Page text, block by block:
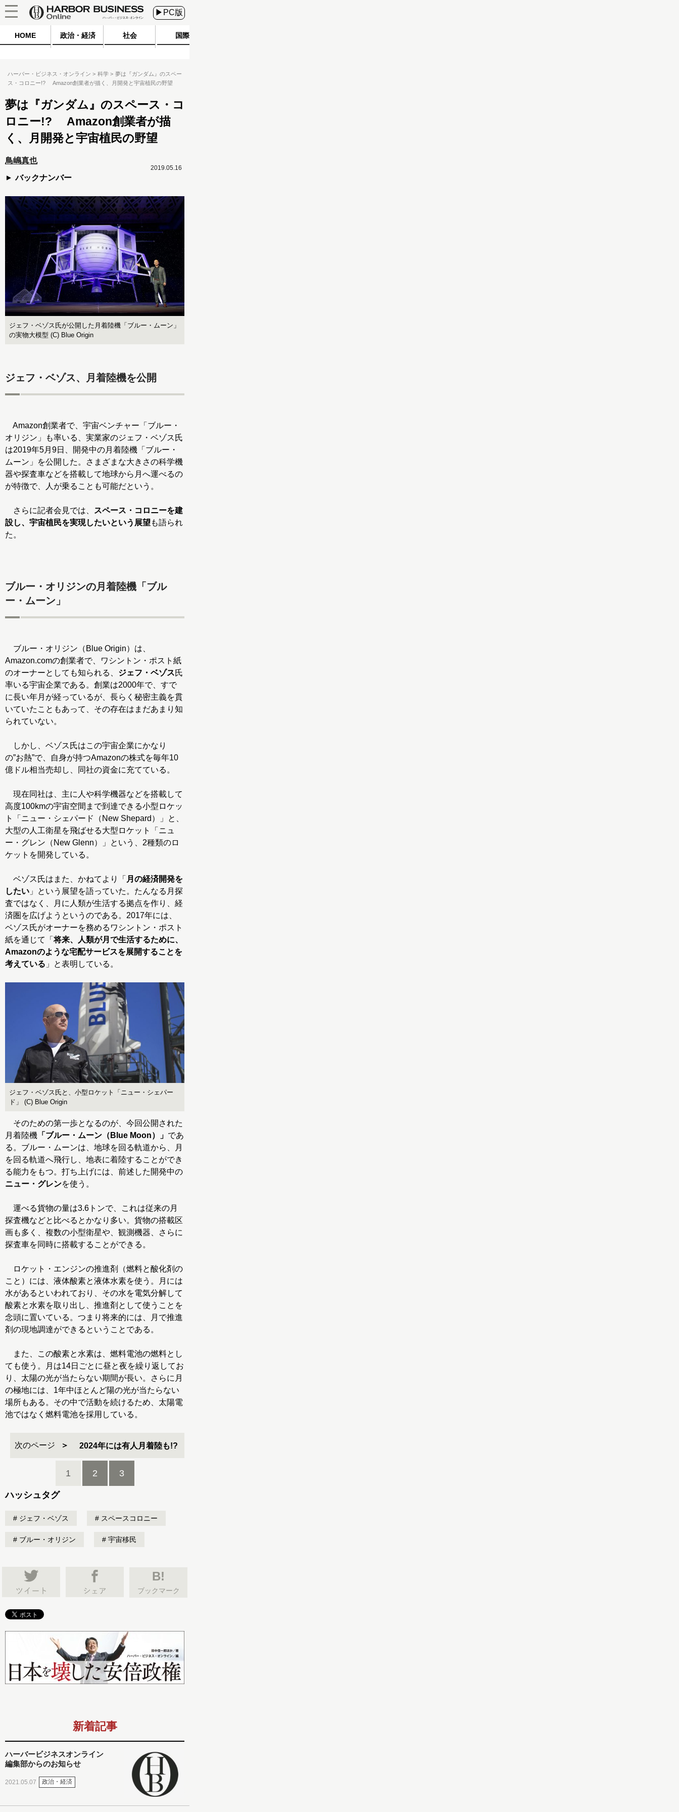
▶PC版
HOME 政治・経済 社会 国際
ハーバー・ビジネス・オンライン 科学
夢は『ガンダム』のスペー
ス・コロニー!? Amazon創業者が描く、月開発と宇宙植民の野望
夢は『ガンダム』のスペース・コ
ロニー!? Amazon創業者が描
く、月開発と宇宙植民の野望
鳥嶋真也
バックナンバー
2019.05.16
ジェフ・ベゾス氏が公開した月着陸機「ブルー・ムーン」
の実物大模型 (C) Blue Origin
ジェフ・ベゾス、月着陸機を公開
Amazon創業者で、宇宙ベンチャー「ブルー・
オリジン」も率いる、実業家のジェフ・ベゾス氏
は2019年5月9日、開発中の月着陸機「ブルー・
ムーン」を公開した。さまざまな大きさの科学機
器や探査車などを搭載して地球から月へ運べるの
が特徴で、人が乗ることも可能だという。
さらに記者会見では、
スペース・コロニーを建
設し、宇宙植民を実現したいという展望も語られ
た。
ブルー・オリジンの月着陸機「ブル
ー・ムーン」
ブルー・オリジン（Blue Origin）は、
Amazon.comの創業者で、ワシントン・ポスト紙
のオーナーとしても知られる、 ジェフ・ベゾス氏
率いる宇宙企業である。創業は2000年で、すで
に長い年月が経っているが、長らく秘密主義を貫
いていたこともあって、その存在はまだあまり知
られていない。
しかし、ベゾス氏はこの宇宙企業にかなり
の”お熱”で、自身が持つAmazonの株式を毎年10
億ドル相当売却し、同社の資金に充てている。
現在同社は、主に人や科学機器などを搭載して
高度100kmの宇宙空間まで到達できる小型ロケッ
ト「ニュー・シェパード（New Shepard）」と、
大型の人工衛星を飛ばせる大型ロケット「ニュ
ー・グレン（New Glenn）」という、2種類のロ
ケットを開発している。
ベゾス氏はまた、かねてより「 月の経済開発を
したい 」という展望を語っていた。たんなる月探
査ではなく、月に人類が生活する拠点を作り、経
済圏を広げようというのである。2017年には、
ベゾス氏がオーナーを務めるワシントン・ポスト
紙を通じて「将来、人類が月で生活するために、
Amazonのような宅配サービスを展開することを
考えている 」と表明している。
ジェフ・ベゾス氏と、小型ロケット「ニュー・シェパー
ド」 (C) Blue Origin
そのための第一歩となるのが、今回公開された
月着陸機 「ブルー・ムーン（Blue Moon）」 であ
る。ブルー・ムーンは、地球を回る軌道から、月
を回る軌道へ飛行し、地表に着陸することができ
る能力をもつ。打ち上げには、前述した開発中の
ニュー・グレンを使う。
運べる貨物の量は3.6トンで、これは従来の月
探査機などと比べるとかなり多い。貨物の搭載区
画も多く、複数の小型衛星や、観測機器、さらに
探査車を同時に搭載することができる。
ロケット・エンジンの推進剤（燃料と酸化剤の
こと）には、液体酸素と液体水素を使う。月には
水があるといわれており、その水を電気分解して
酸素と水素を取り出し、推進剤として使うことを
念頭に置いている。つまり将来的には、月で推進
剤の現地調達ができるということである。
また、この酸素と水素は、燃料電池の燃料とし
ても使う。月は14日ごとに昼と夜を繰り返してお
り、太陽の光が当たらない期間が長い。さらに月
の極地には、1年中ほとんど陽の光が当たらない
場所もある。その中で活動を続けるため、太陽電
池ではなく燃料電池を採用している。
次のページ 2024年には有人月着陸も!?
1 2 3
ハッシュタグ
ジェフ・ベゾス スペースコロニー
ブルー・オリジン 宇宙移民
B!
ブックマーク
新着記事
ハーバービジネスオンライン
編集部からのお知らせ
2021.05.07 政治・経済